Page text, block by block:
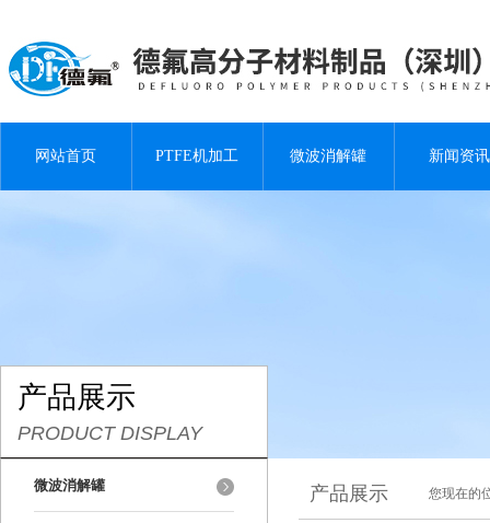
网站首页 PTFE机加工 微波消解罐 新闻资讯
产品展示
PRODUCT DISPLAY
微波消解罐 产品展示 您现在的